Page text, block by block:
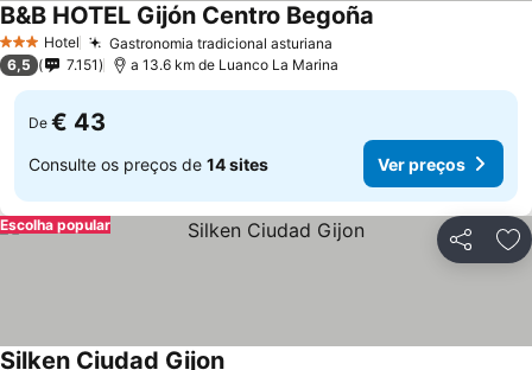
3 EstrelasHotel Gastronomia tradicional asturiana
B&B HOTEL Gijón Centro Begoña
6,5 7.151 a 13.6 km de Luanco La Marina
De € 43
Consulte os preços de 14 sites Ver preços
Partilhar
Escolha popular
Silken Ciudad Gijon